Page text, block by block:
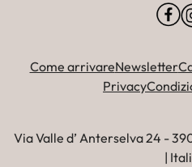
Come arrivareNewsletter
Privacy
Via Valle d’ Anterselva 24 -
|